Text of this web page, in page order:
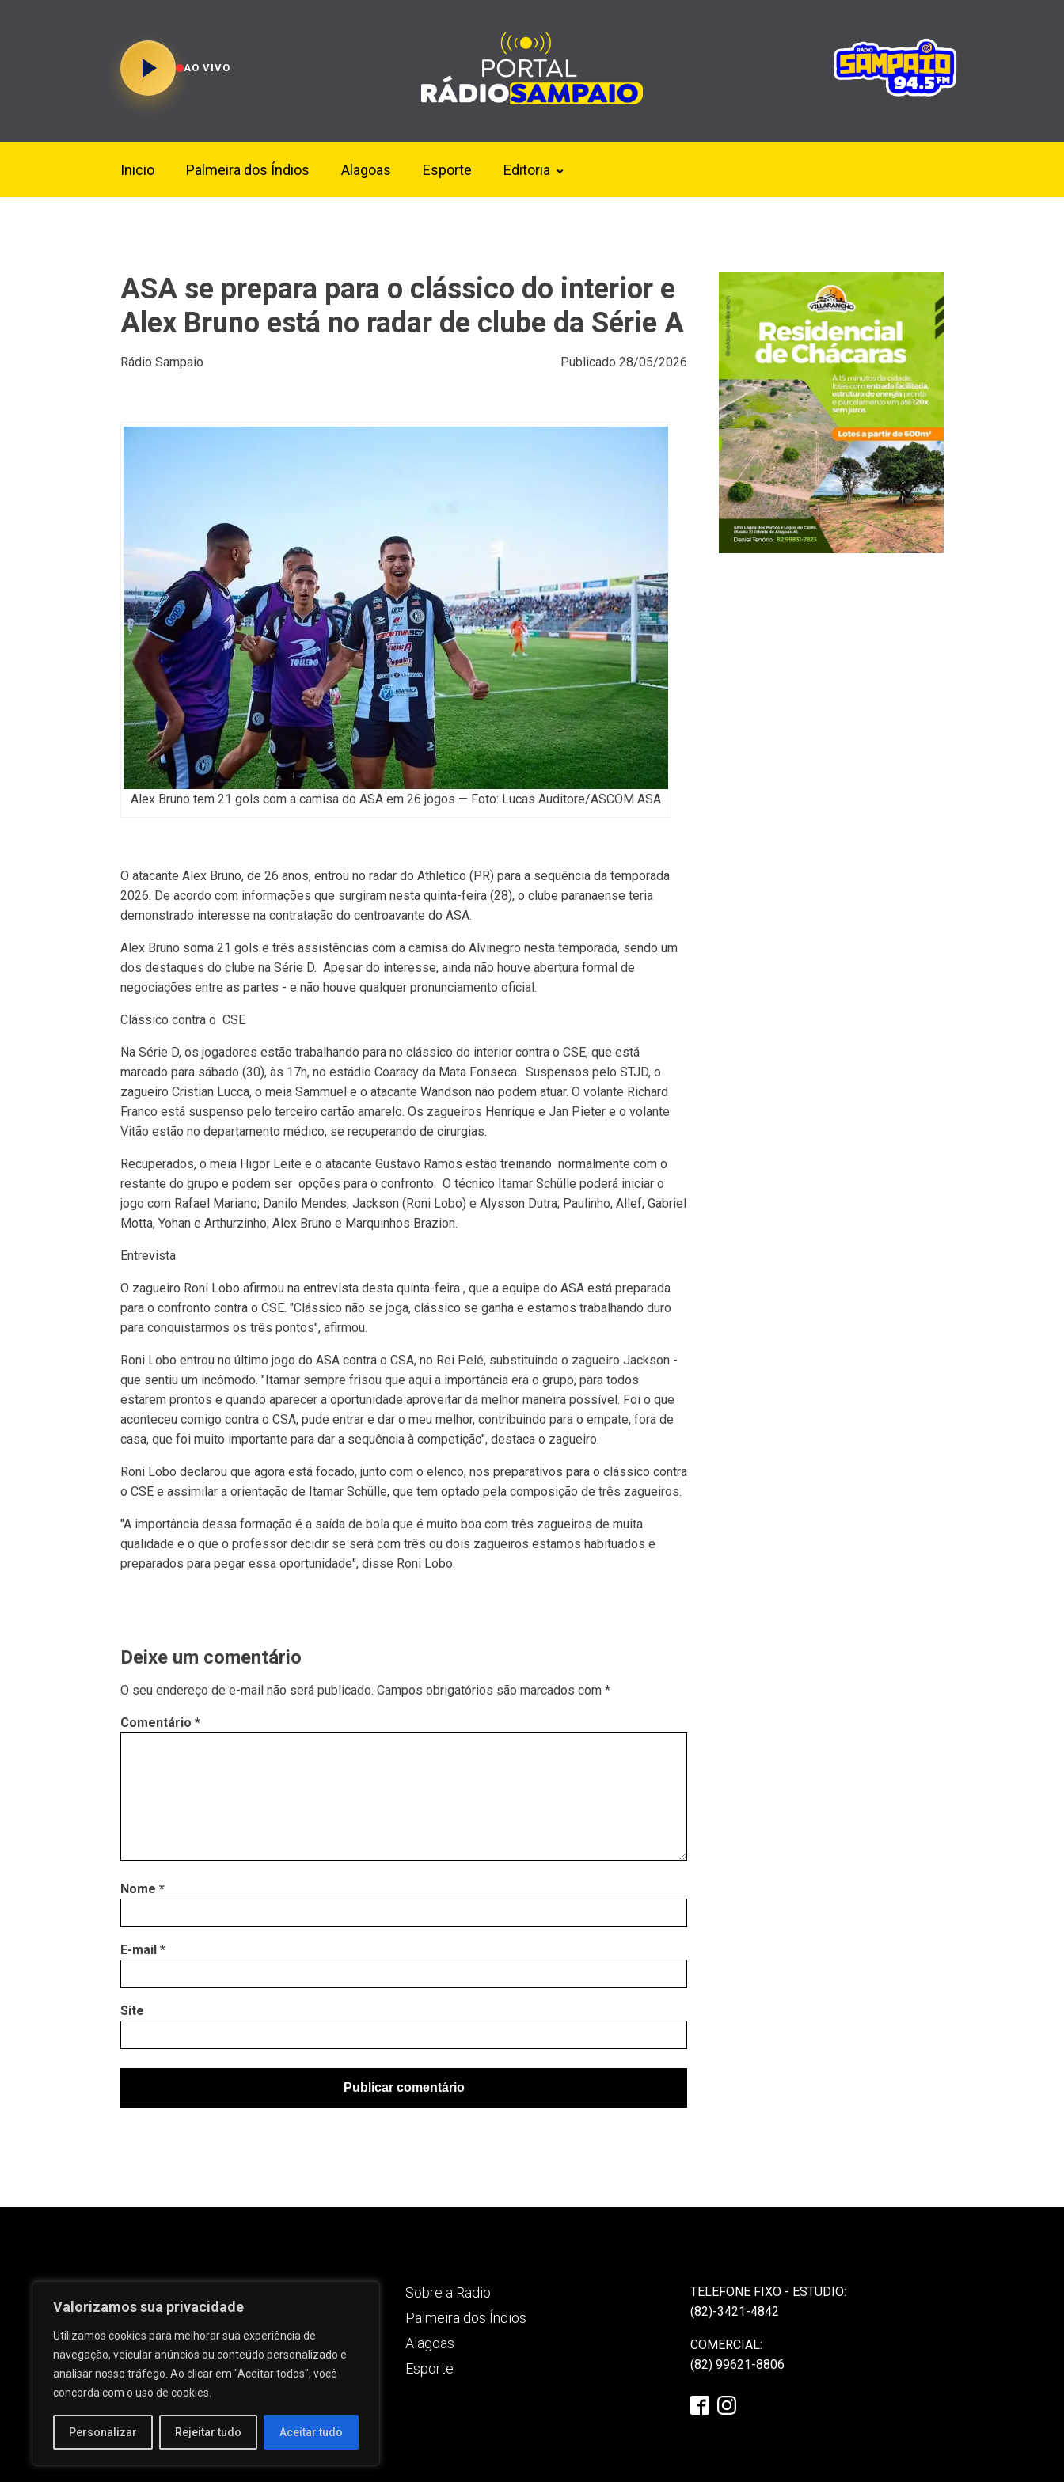
Valorizamos sua privacidade
Utilizamos cookies para melhorar sua experiência de
navegação, veicular anúncios ou conteúdo personalizado e
analisar nosso tráfego. Ao clicar em "Aceitar todos", você
concorda com o uso de cookies.
Personalizar Rejeitar tudo Aceitar tudo
AO VIVO
Inicio Palmeira dos Índios Alagoas Esporte Editoria
ASA se prepara para o clássico do interior e
Alex Bruno está no radar de clube da Série A
Rádio Sampaio Publicado 28/05/2026
Alex Bruno tem 21 gols com a camisa do ASA em 26 jogos — Foto: Lucas Auditore/ASCOM ASA
O atacante Alex Bruno, de 26 anos, entrou no radar do Athletico (PR) para a sequência da temporada
2026. De acordo com informações que surgiram nesta quinta-feira (28), o clube paranaense teria
demonstrado interesse na contratação do centroavante do ASA.
Alex Bruno soma 21 gols e três assistências com a camisa do Alvinegro nesta temporada, sendo um
dos destaques do clube na Série D. Apesar do interesse, ainda não houve abertura formal de
negociações entre as partes - e não houve qualquer pronunciamento oficial.
Clássico contra o CSE
Na Série D, os jogadores estão trabalhando para no clássico do interior contra o CSE, que está
marcado para sábado (30), às 17h, no estádio Coaracy da Mata Fonseca. Suspensos pelo STJD, o
zagueiro Cristian Lucca, o meia Sammuel e o atacante Wandson não podem atuar. O volante Richard
Franco está suspenso pelo terceiro cartão amarelo. Os zagueiros Henrique e Jan Pieter e o volante
Vitão estão no departamento médico, se recuperando de cirurgias.
Recuperados, o meia Higor Leite e o atacante Gustavo Ramos estão treinando normalmente com o
restante do grupo e podem ser opções para o confronto. O técnico Itamar Schülle poderá iniciar o
jogo com Rafael Mariano; Danilo Mendes, Jackson (Roni Lobo) e Alysson Dutra; Paulinho, Allef, Gabriel
Motta, Yohan e Arthurzinho; Alex Bruno e Marquinhos Brazion.
Entrevista
O zagueiro Roni Lobo afirmou na entrevista desta quinta-feira , que a equipe do ASA está preparada
para o confronto contra o CSE. "Clássico não se joga, clássico se ganha e estamos trabalhando duro
para conquistarmos os três pontos", afirmou.
Roni Lobo entrou no último jogo do ASA contra o CSA, no Rei Pelé, substituindo o zagueiro Jackson -
que sentiu um incômodo. "Itamar sempre frisou que aqui a importância era o grupo, para todos
estarem prontos e quando aparecer a oportunidade aproveitar da melhor maneira possível. Foi o que
aconteceu comigo contra o CSA, pude entrar e dar o meu melhor, contribuindo para o empate, fora de
casa, que foi muito importante para dar a sequência à competição", destaca o zagueiro.
Roni Lobo declarou que agora está focado, junto com o elenco, nos preparativos para o clássico contra
o CSE e assimilar a orientação de Itamar Schülle, que tem optado pela composição de três zagueiros.
"A importância dessa formação é a saída de bola que é muito boa com três zagueiros de muita
qualidade e o que o professor decidir se será com três ou dois zagueiros estamos habituados e
preparados para pegar essa oportunidade", disse Roni Lobo.
Deixe um comentário
O seu endereço de e-mail não será publicado. Campos obrigatórios são marcados com *
Comentário *
Nome *
E-mail *
Site
Rua José e Maria Passos, nº 25 - Centro -
Palmeira dos Índios - AL.
Sobre a Rádio
Palmeira dos Índios
Alagoas
Esporte
TELEFONE FIXO - ESTUDIO:
(82)-3421-4842
COMERCIAL:
(82) 99621-8806